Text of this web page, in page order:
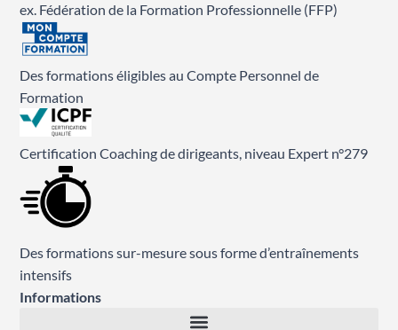
ex. Fédération de la Formation Professionnelle (FFP)
Des formations éligibles au Compte Personnel de
Formation
Certification Coaching de dirigeants, niveau Expert n°279
Des formations sur-mesure sous forme d’entraînements
intensifs
Informations